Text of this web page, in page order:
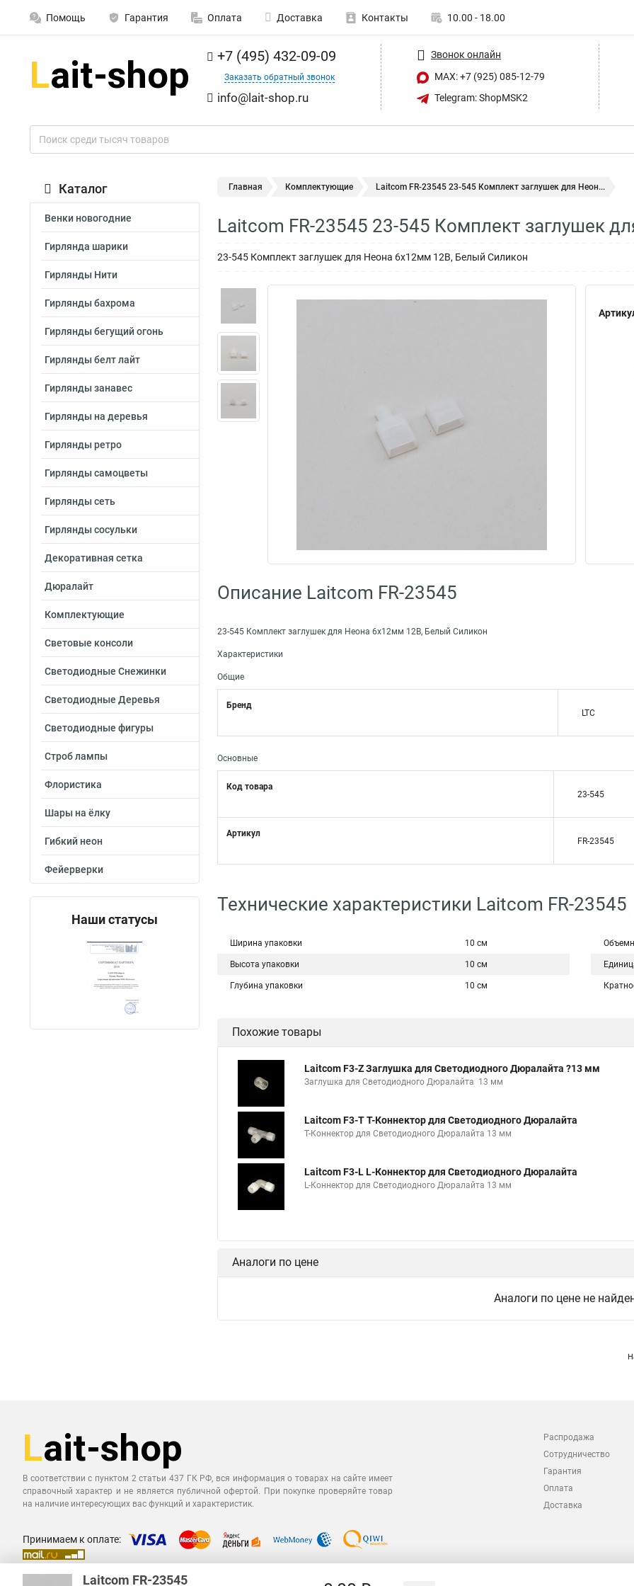
Помощь Гарантия Оплата Доставка Контакты 10.00 - 18.00
+7 (495) 432-09-09
Заказать обратный звонок
info@lait-shop.ru
Звонок онлайн
MAX: +7 (925) 085-12-79
Telegram: ShopMSK2
Каталог
Венки новогодние
Гирлянда шарики
Гирлянды Нити
Гирлянды бахрома
Гирлянды бегущий огонь
Гирлянды белт лайт
Гирлянды занавес
Гирлянды на деревья
Гирлянды ретро
Гирлянды самоцветы
Гирлянды сеть
Гирлянды сосульки
Декоративная сетка
Дюралайт
Комплектующие
Световые консоли
Светодиодные Снежинки
Светодиодные Деревья
Светодиодные фигуры
Строб лампы
Флористика
Шары на ёлку
Гибкий неон
Фейерверки
Наши статусы
Главная Комплектующие Laitcom FR-23545 23-545 Комплект заглушек для Неон...
Laitcom FR-23545 23-545 Комплект заглушек
23-545 Комплект заглушек для Неона 6х12мм 12В, Белый Силикон
Описание Laitcom FR-23545
23-545 Комплект заглушек для Неона 6х12мм 12В, Белый Силикон
Характеристики
Общие
Бренд
LTC
Основные
Код товара
23-545
Артикул
FR-23545
Технические характеристики Laitcom FR-23545
Ширина упаковки 10 см
Высота упаковки 10 см
Глубина упаковки 10 см
Похожие товары
Laitcom F3-Z Заглушка для Светодиодного Дюралайта ?13 мм
Заглушка для Светодиодного Дюралайта 13 мм
Laitcom F3-T T-Коннектор для Светодиодного Дюралайта
T-Коннектор для Светодиодного Дюралайта 13 мм
Laitcom F3-L L-Коннектор для Светодиодного Дюралайта
L-Коннектор для Светодиодного Дюралайта 13 мм
Аналоги по цене
Аналоги по цене не
В соответствии с пунктом 2 статьи 437 ГК РФ, вся информация о товарах на сайте имеет
справочный характер и не является публичной офертой. При покупке проверяйте товар
на наличие интересующих вас функций и характеристик.
Распродажа
Сотрудничество
Гарантия
Оплата
Доставка
Принимаем к оплате:
Laitcom FR-23545